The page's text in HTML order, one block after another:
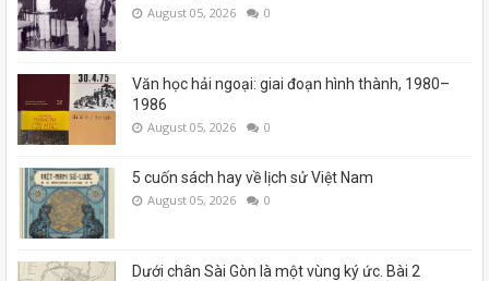
August 05, 2026 0
Văn học hải ngoại: giai đoạn hình thành, 1980–
1986
August 05, 2026 0
5 cuốn sách hay về lịch sử Việt Nam
August 05, 2026 0
Dưới chân Sài Gòn là một vùng ký ức. Bài 2